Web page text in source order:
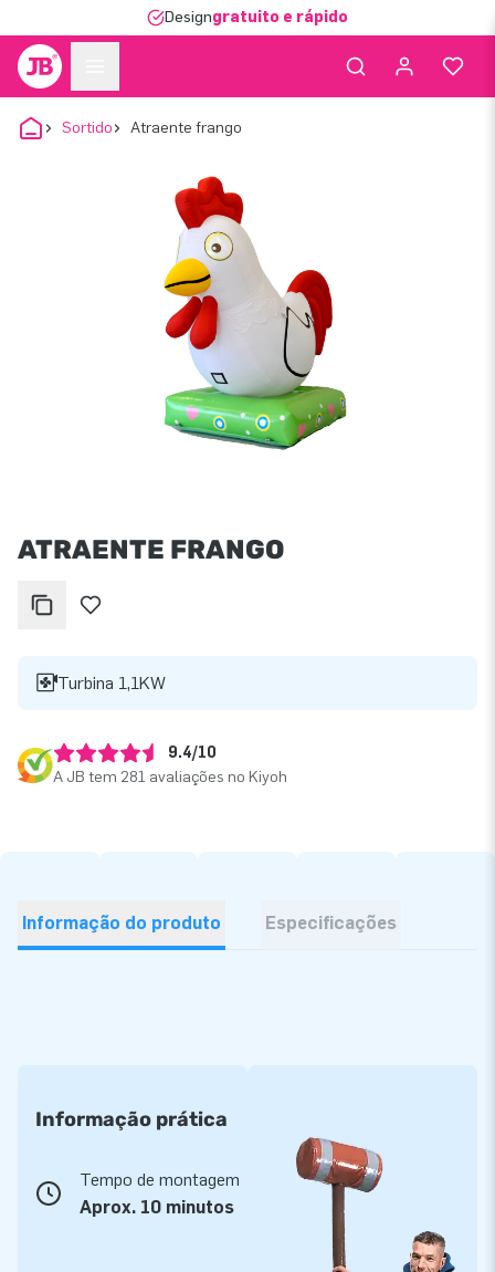
Designgratuito e rápido
Sortido Atraente frango
ATRAENTE FRANGO
Turbina 1,1KW
9.4/10
A JB tem 281 avaliações no Kiyoh
Informação do produto Especificações
Informação prática
Tempo de montagem
Aprox. 10 minutos